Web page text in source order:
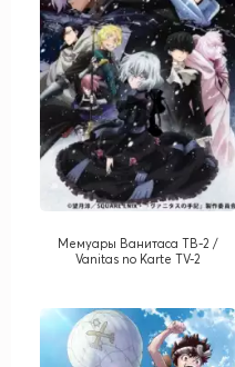
Мемуары Ванитаса ТВ-2 /
Vanitas no Karte TV-2